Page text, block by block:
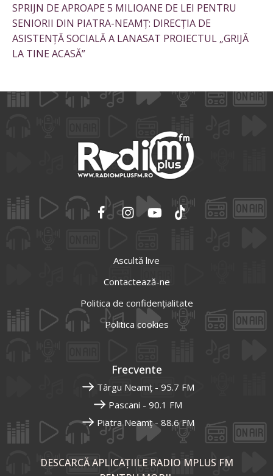
SPRIJN DE APROAPE 5 MILIOANE DE LEI PENTRU
SENIORII DIN PIATRA-NEAMȚ: DIRECȚIA DE
ASISTENȚĂ SOCIALĂ A LANASAT PROIECTUL „GRIJĂ
LA TINE ACASĂ”
Ascultă live
Contactează-ne
Politica de confidențialitate
Politica cookies
Frecvente
Târgu Neamț - 95.7 FM
Pascani - 90.1 FM
Piatra Neamț - 88.6 FM
DESCARCĂ APLICAȚIILE RADIO MPLUS FM